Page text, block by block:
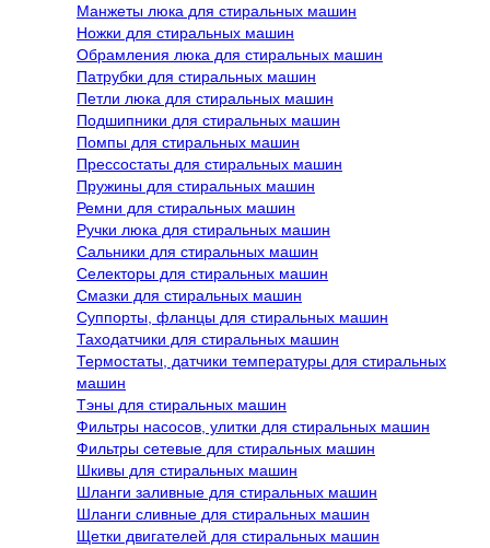
Манжеты люка для стиральных машин
Ножки для стиральных машин
Обрамления люка для стиральных машин
Патрубки для стиральных машин
Петли люка для стиральных машин
Подшипники для стиральных машин
Помпы для стиральных машин
Прессостаты для стиральных машин
Пружины для стиральных машин
Ремни для стиральных машин
Ручки люка для стиральных машин
Сальники для стиральных машин
Селекторы для стиральных машин
Смазки для стиральных машин
Суппорты, фланцы для стиральных машин
Таходатчики для стиральных машин
Термостаты, датчики температуры для стиральных
машин
Тэны для стиральных машин
Фильтры насосов, улитки для стиральных машин
Фильтры сетевые для стиральных машин
Шкивы для стиральных машин
Шланги заливные для стиральных машин
Шланги сливные для стиральных машин
Щетки двигателей для стиральных машин